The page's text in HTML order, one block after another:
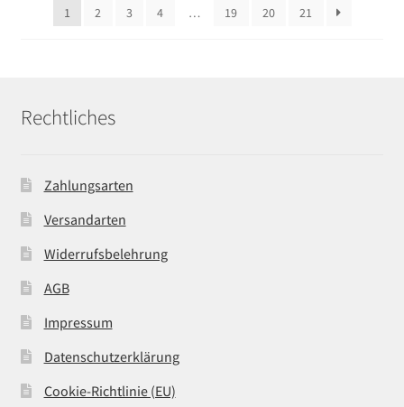
1 2 3 4 … 19 20 21
Rechtliches
Zahlungsarten
Versandarten
Widerrufsbelehrung
AGB
Impressum
Datenschutzerklärung
Cookie-Richtlinie (EU)